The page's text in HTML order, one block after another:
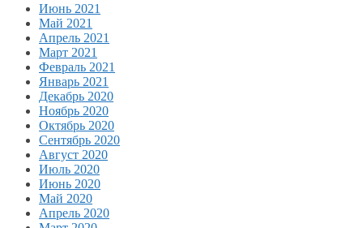
Июнь 2021
Май 2021
Апрель 2021
Март 2021
Февраль 2021
Январь 2021
Декабрь 2020
Ноябрь 2020
Октябрь 2020
Сентябрь 2020
Август 2020
Июль 2020
Июнь 2020
Май 2020
Апрель 2020